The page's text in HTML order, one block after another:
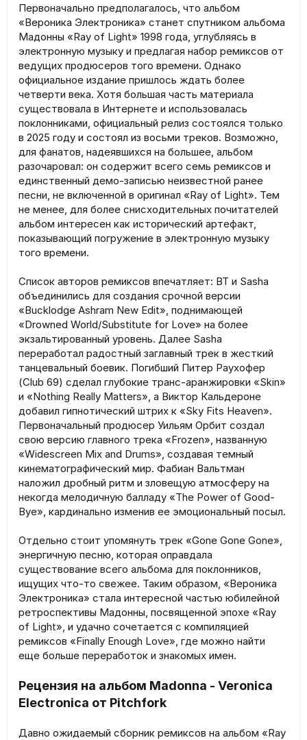
Первоначально предполагалось, что альбом
«Вероника Электроника» станет спутником альбома
Мадонны «Ray of Light» 1998 года, углубляясь в
электронную музыку и предлагая набор ремиксов от
ведущих продюсеров того времени. Однако
официальное издание пришлось ждать более
четверти века. Хотя большая часть материала
существовала в Интернете и использовалась
поклонниками, официальный релиз состоялся только
в 2025 году и состоял из восьми треков. Возможно,
для фанатов, надеявшихся на большее, альбом
разочаровал: он содержит всего семь ремиксов и
единственный демо-записью неизвестной ранее
песни, не включенной в оригинал «Ray of Light». Тем
не менее, для более снисходительных почитателей
альбом интересен как исторический артефакт,
показывающий погружение в электронную музыку
того времени.
Список авторов ремиксов впечатляет: BT и Sasha
объединились для создания срочной версии
«Bucklodge Ashram New Edit», поднимающей
«Drowned World/Substitute for Love» на более
экзальтированный уровень. Далее Sasha
переработал радостный заглавный трек в жесткий
танцевальный боевик. Погибший Питер Раухофер
(Club 69) сделал глубокие транс-аранжировки «Skin»
и «Nothing Really Matters», а Виктор Кальдероне
добавил гипнотический штрих к «Sky Fits Heaven».
Первоначальный продюсер Уильям Орбит создал
свою версию главного трека «Frozen», названную
«Widescreen Mix and Drums», создавая темный
кинематографический мир. Фабиан Вальтман
наложил дробный ритм и зловещую атмосферу на
некогда мелодичную балладу «The Power of Good-
Bye», кардинально изменив ее эмоциональный посыл.
Отдельно стоит упомянуть трек «Gone Gone Gone»,
энергичную песню, которая оправдала
существование всего альбома для поклонников,
ищущих что-то свежее. Таким образом, «Вероника
Электроника» стала интересной частью юбилейной
ретроспективы Мадонны, посвященной эпохе «Ray
of Light», и удачно сочетается с компиляцией
ремиксов «Finally Enough Love», где можно найти
еще больше переработок и знакомых имен.
Рецензия на альбом Madonna - Veronica
Electronica от Pitchfork
Давно ожидаемый сборник ремиксов на альбом «Ray